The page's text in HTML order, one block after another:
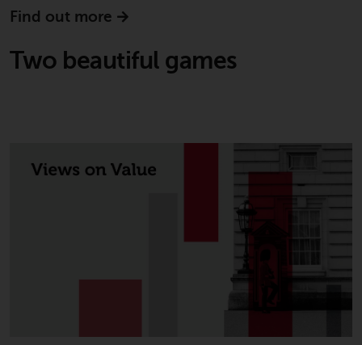
Find out more
Two beautiful games